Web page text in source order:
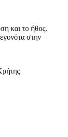
και το ήθος.
στην